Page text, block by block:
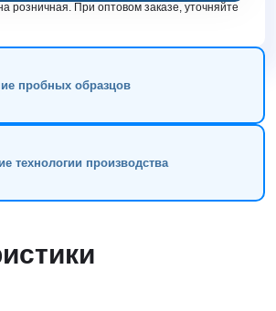
розничная. При оптовом заказе, уточняйте
пробных образцов
технологии производства